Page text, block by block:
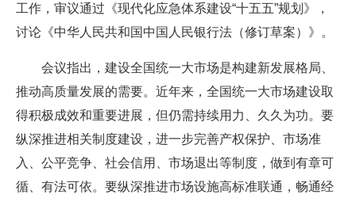
工作，审议通过《现代化应急体系建设“十五五”规划》，
讨论《中华人民共和国中国人民银行法（修订草案）》。
会议指出，建设全国统一大市场是构建新发展格局、
推动高质量发展的需要。近年来，全国统一大市场建设取
得积极成效和重要进展，但仍需持续用力、久久为功。要
纵深推进相关制度建设，进一步完善产权保护、市场准
入、公平竞争、社会信用、市场退出等制度，做到有章可
循、有法可依。要纵深推进市场设施高标准联通，畅通经